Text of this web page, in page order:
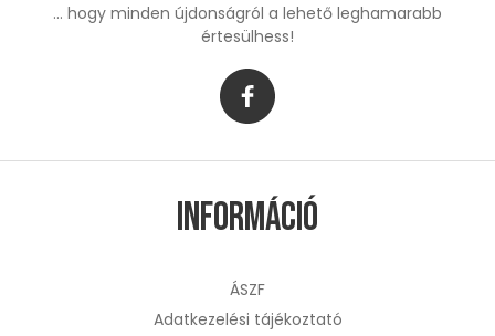
... hogy minden újdonságról a lehető leghamarabb
értesülhess!
Információ
ÁSZF
Adatkezelési tájékoztató